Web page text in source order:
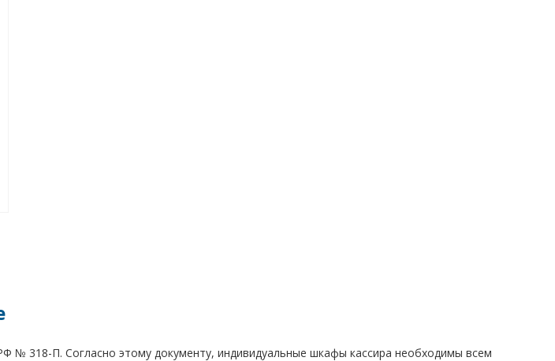
№ 318-П. Согласно этому документу, индивидуальные шкафы кассира необходимы всем